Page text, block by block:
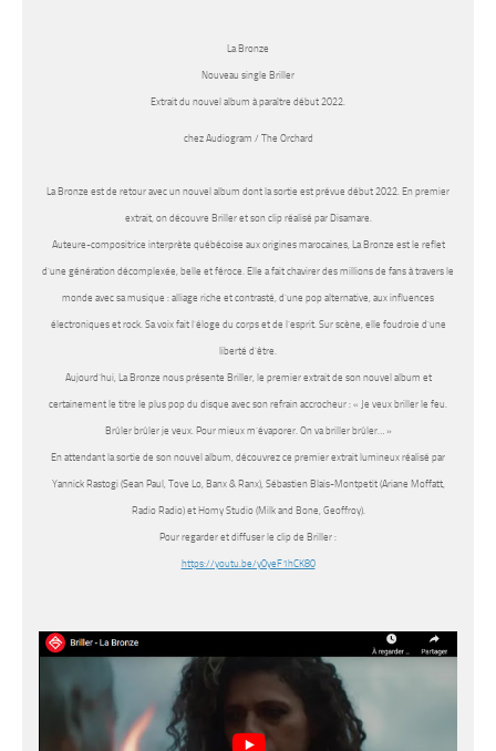
La Bronze
Nouveau single Briller
Extrait du nouvel album à paraître début 2022.
chez Audiogram / The Orchard
La Bronze est de retour avec un nouvel album dont la sortie est prévue début 2022. En premier
extrait, on découvre Briller et son clip réalisé par Disamare.
Auteure-compositrice interprète québécoise aux origines marocaines, La Bronze est le reflet
d’une génération décomplexée, belle et féroce. Elle a fait chavirer des millions de fans à travers le
monde avec sa musique : alliage riche et contrasté, d’une pop alternative, aux influences
électroniques et rock. Sa voix fait l’éloge du corps et de l’esprit. Sur scène, elle foudroie d’une
liberté d’être.
Aujourd’hui, La Bronze nous présente Briller, le premier extrait de son nouvel album et
certainement le titre le plus pop du disque avec son refrain accrocheur : « Je veux briller le feu.
Brûler brûler je veux. Pour mieux m’évaporer. On va briller brûler… »
En attendant la sortie de son nouvel album, découvrez ce premier extrait lumineux réalisé par
Yannick Rastogi (Sean Paul, Tove Lo, Banx & Ranx), Sébastien Blais-Montpetit (Ariane Moffatt,
Radio Radio) et Homy Studio (Milk and Bone, Geoffroy).
Pour regarder et diffuser le clip de Briller :
https://youtu.be/y0yeF1hCK80